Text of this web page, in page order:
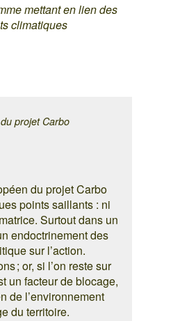
mettant en lien des
climatiques
projet Carbo
du projet Carbo
points saillants : ni
Surtout dans un
endoctrinement des
sur l’action.
; or, si l’on reste sur
un facteur de blocage,
de l’environnement
du territoire.